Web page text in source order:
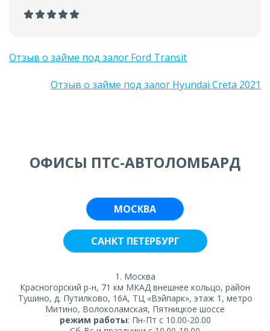
Отзыв о займе под залог Ford Transit
Отзыв о займе под залог Hyundai Creta 2021
ОФИСЫ ПТС-АВТОЛОМБАРД
МОСКВА
САНКТ ПЕТЕРБУРГ
1. Москва
Красногорский р-н, 71 км МКАД внешнее кольцо, район
Тушино, д. Путилково, 16А, ТЦ «Вэйпарк», этаж 1, метро
Митино, Волоколамская, Пятницкое шоссе
режим работы: Пн-Пт с 10.00-20.00